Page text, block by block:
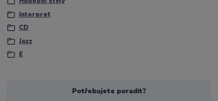
Interpret
CD
Jazz
E
Potřebujete poradit?